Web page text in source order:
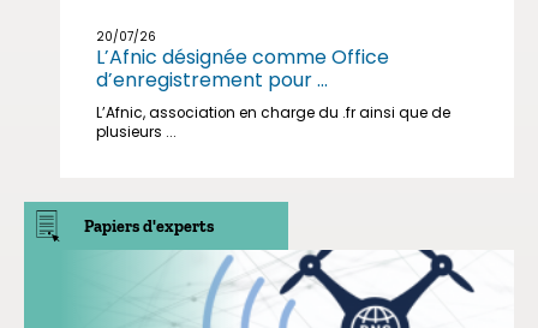
20/07/26
L’Afnic désignée comme Office
d’enregistrement pour ...
L’Afnic, association en charge du .fr ainsi que de
plusieurs ...
Papiers d'experts